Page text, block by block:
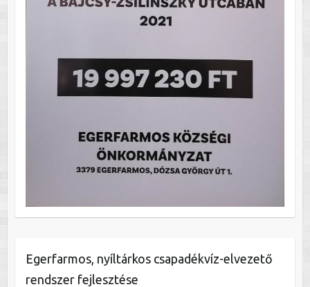
Egerfarmos, nyíltárkos csapadékvíz-elvezető
rendszer fejlesztése